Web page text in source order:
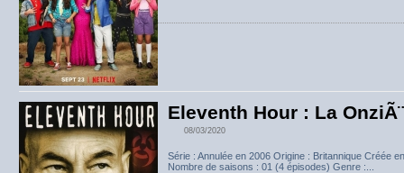
Eleventh Hour : La
08/03/2020
Série : Annulée en 2006 Origine : Britannique Créée
Nombre de saisons : 01 (4 épisodes) Genre :...